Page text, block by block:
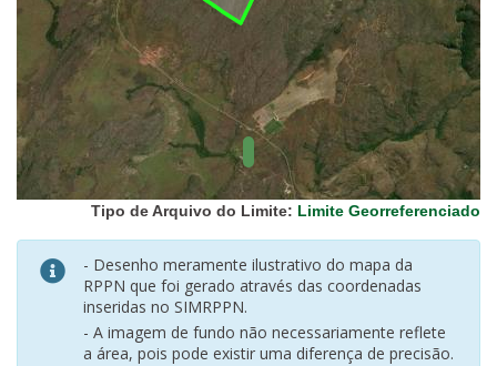
Vegetação
(IBGE)
Rodovias
(IBGE)
Relevo
(IBGE)
Tipo de Arquivo do Limite: Limite Georreferenciado
- Desenho meramente ilustrativo do mapa da
RPPN que foi gerado através das coordenadas
inseridas no SIMRPPN.
- A imagem de fundo não necessariamente reflete
a área, pois pode existir uma diferença de precisão.